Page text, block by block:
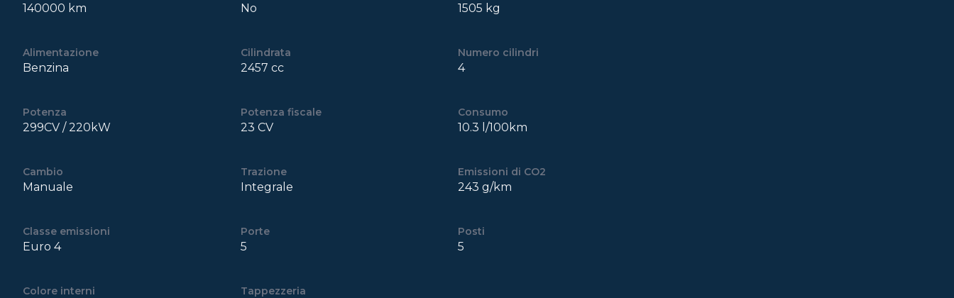
140000 km No 1505 kg
Alimentazione
Benzina
Cilindrata
2457 cc
Numero cilindri
4
Potenza
299CV / 220kW
Potenza fiscale
23 CV
Consumo
10.3 l/100km
Cambio
Manuale
Trazione
Integrale
Emissioni di CO2
243 g/km
Classe emissioni
Euro 4
Porte
5
Posti
5
Colore interni Tappezzeria